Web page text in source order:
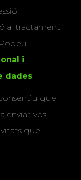
al tractament
i
dades.
que
enviar-vos
que